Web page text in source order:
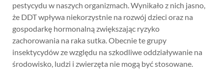
pestycydu w naszych organizmach. Wynikało z nich jasno,
że DDT wpływa niekorzystnie na rozwój dzieci oraz na
gospodarkę hormonalną zwiększając ryzyko
zachorowania na raka sutka. Obecnie te grupy
insektycydów ze względu na szkodliwe oddziaływanie na
środowisko, ludzi i zwierzęta nie mogą być stosowane.